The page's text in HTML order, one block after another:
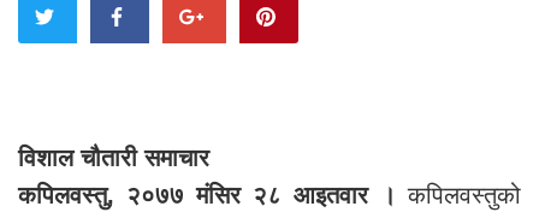
विशाल चौतारी समाचार
कपिलवस्तु, २०७७ मंसिर २८ आइतवार ।कपिलवस्तुको